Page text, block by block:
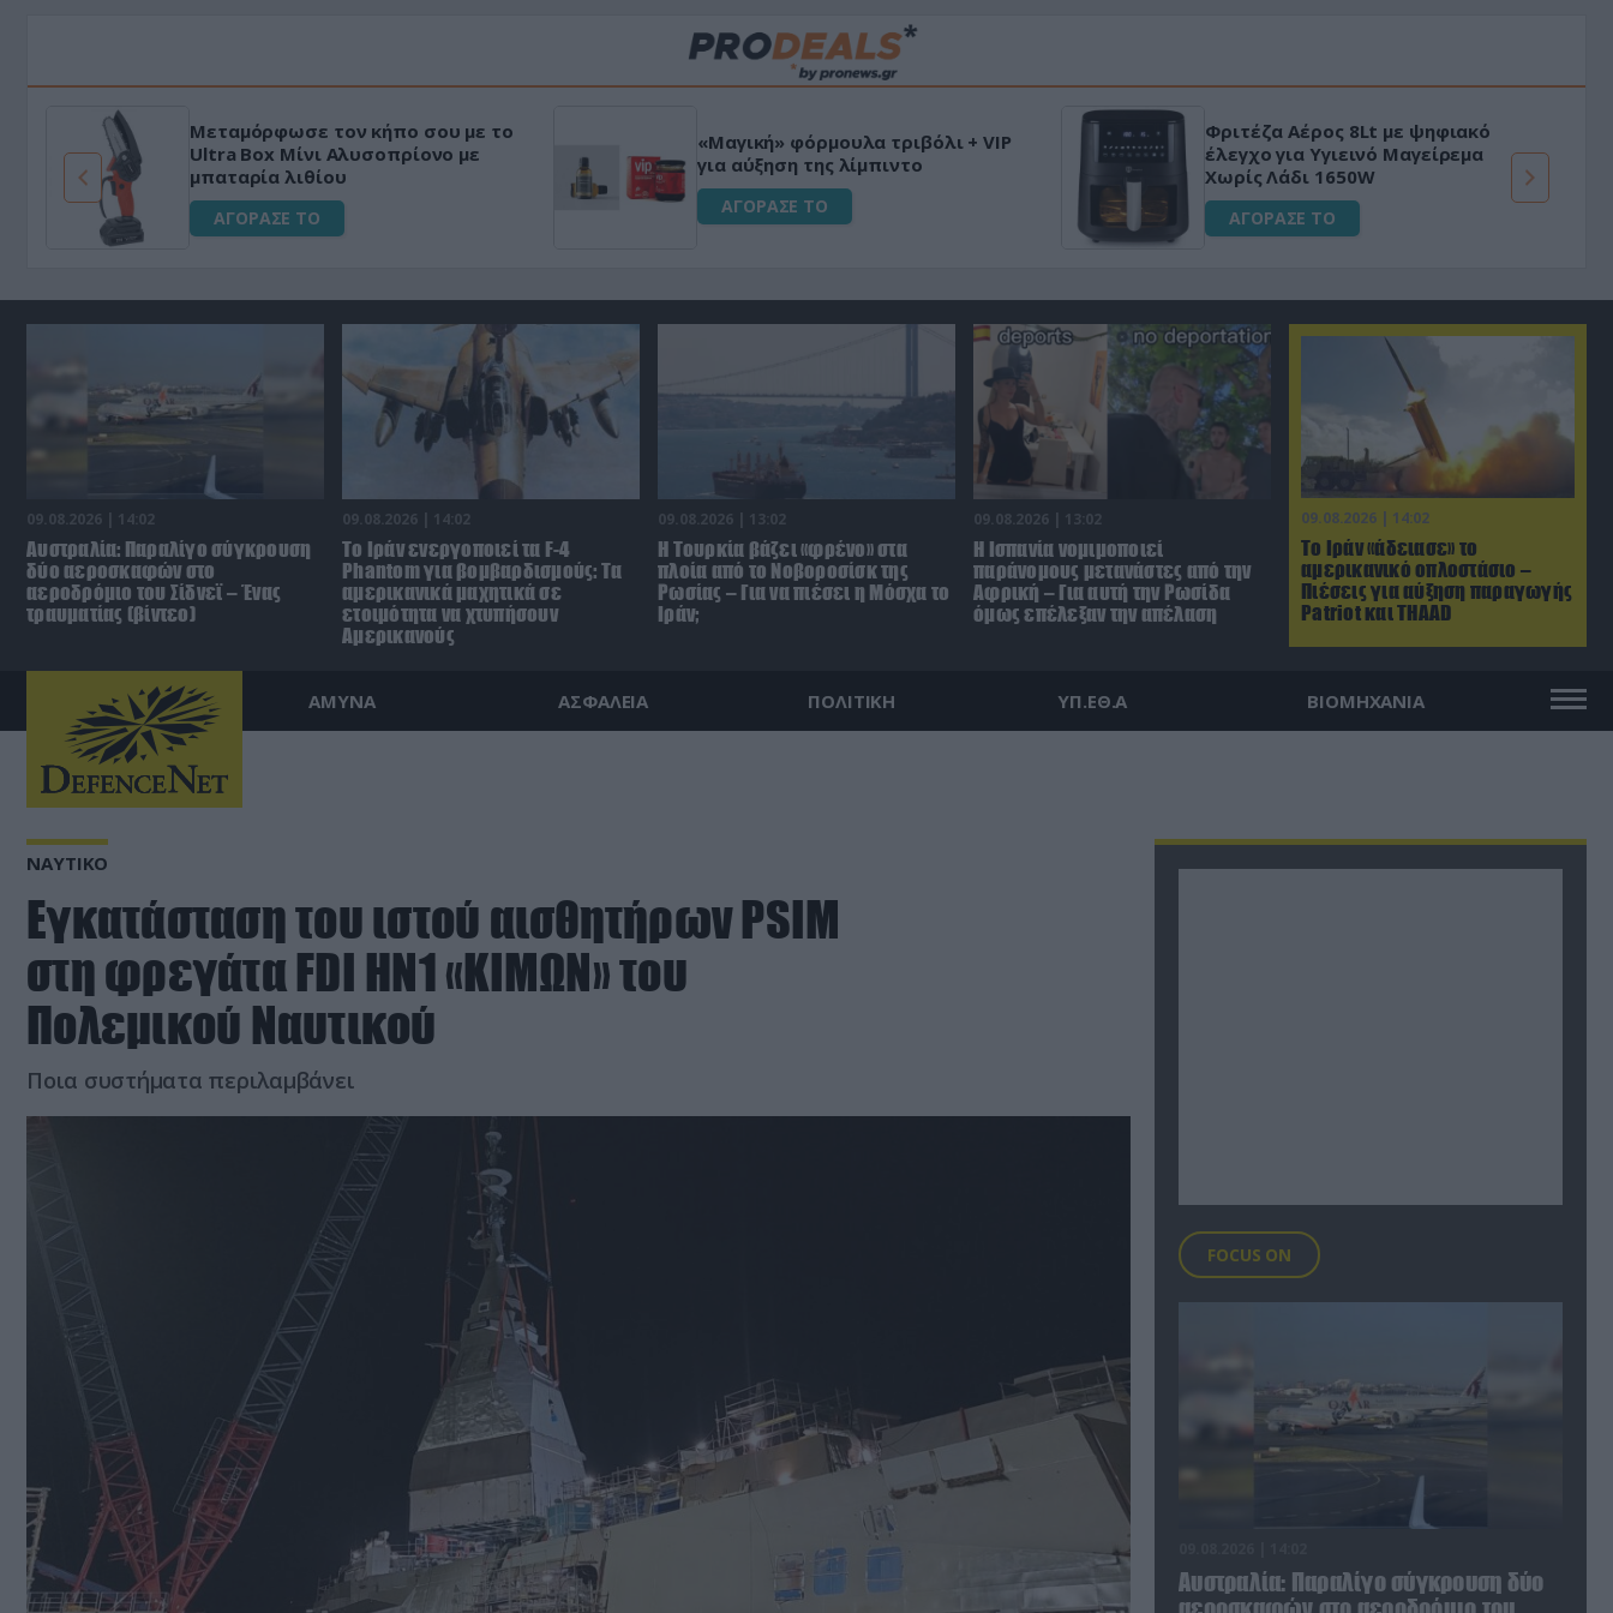
Μεταμόρφωσε τον κήπο σου με το
Ultra Box Μίνι Αλυσοπρίονο με
μπαταρία λιθίου
ΑΓΟΡΑΣΕ ΤΟ
«Μαγική» φόρμουλα τριβόλι + VIP
για αύξηση της λίμπιντο
ΑΓΟΡΑΣΕ ΤΟ
Φριτέζα Αέρος 8Lt με ψηφιακό
έλεγχο για Υγιεινό Μαγείρεμα
Χωρίς Λάδι 1650W
ΑΓΟΡΑΣΕ ΤΟ
09.08.2026 | 14:02
Το Ιράν «άδειασε» το
αμερικανικό οπλοστάσιο –
Πιέσεις για αύξηση παραγωγής
Patriot και THAAD
09.08.2026 | 14:02
Αυστραλία: Παραλίγο σύγκρουση
δύο αεροσκαφών στο
αεροδρόμιο του Σίδνεϊ – Ένας
τραυματίας (βίντεο)
09.08.2026 | 14:02
Το Ιράν ενεργοποιεί τα F-4
Phantom για βομβαρδισμούς: Τα
αμερικανικά μαχητικά σε
ετοιμότητα να χτυπήσουν
Αμερικανούς
09.08.2026 | 13:02
Η Τουρκία βάζει «φρένο» στα
πλοία από το Νοβοροσίσκ της
Ρωσίας – Για να πιέσει η Μόσχα το
Ιράν;
09.08.2026 | 13:02
Η Ισπανία νομιμοποιεί
παράνομους μετανάστες από την
Αφρική – Για αυτή την Ρωσίδα
όμως επέλεξαν την απέλαση
ΑΜΥΝΑ ΑΣΦΑΛΕΙΑ ΠΟΛΙΤΙΚΗ ΥΠ.ΕΘ.Α ΒΙΟΜΗΧΑΝΙΑ
ΝΑΥΤΙΚΟ
Εγκατάσταση του ιστού αισθητήρων PSIM
στη φρεγάτα FDI HN1 «ΚΙΜΩΝ» του
Πολεμικού Ναυτικού
Ποια συστήματα περιλαμβάνει
FOCUS ON
Αυστραλία: Παραλίγο σύγκρουση δύο